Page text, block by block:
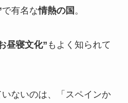
で有名な情熱の国 。
昼寝文化” もよく知られて
ないのは、「スペインか